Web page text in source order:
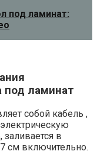
под ламинат:
под ламинат
собой кабель ,
в
см включительно.